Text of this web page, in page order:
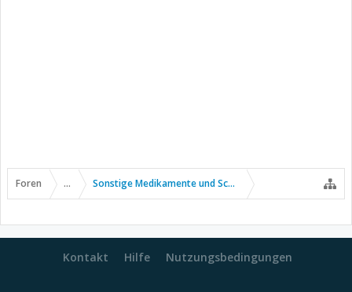
Foren ... Sonstige Medikamente und Schmerztherapie
Kontakt Hilfe Nutzungsbedingungen